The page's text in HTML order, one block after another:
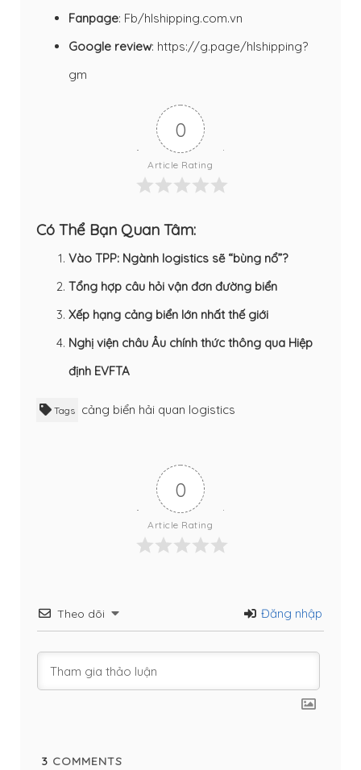
Fanpage: Fb/hlshipping.com.vn
Google review: https://g.page/hlshipping?
gm
0
Article Rating
Có Thể Bạn Quan Tâm:
Vào TPP: Ngành logistics sẽ “bùng nổ”?
Tổng hợp câu hỏi vận đơn đường biển
Xếp hạng cảng biển lớn nhất thế giới
Nghị viện châu Âu chính thức thông qua Hiệp
định EVFTA
Tags cảng biển hải quan logistics
0
Article Rating
Theo dõi Đăng nhập
3 COMMENTS